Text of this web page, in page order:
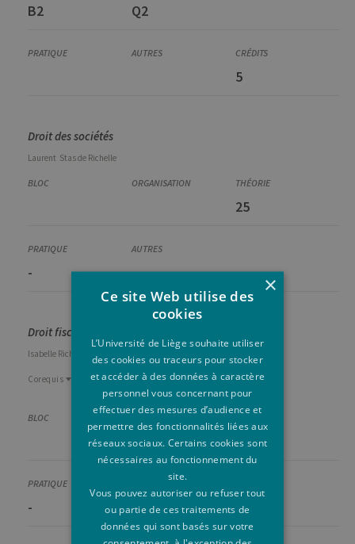
B2 Q2
5
Droit des sociétés
Laurent Stas de Richelle
25
- -
Droit fiscal - [5h Conférence]
Isabelle Richelle
Corequis Prérequis
FINA9002-1
Finance et comptabilité
DROI2001-1
Le droit dans ses relations avec le monde économique
25
- [+]
×
Ce site Web utilise des
cookies
L’Université de Liège souhaite utiliser
des cookies ou traceurs pour stocker
et accéder à des données à caractère
personnel vous concernant pour
effectuer des mesures d’audience et
permettre des fonctionnalités liées aux
réseaux sociaux. Certains cookies sont
nécessaires au fonctionnement du
site.
Vous pouvez autoriser ou refuser tout
ou partie de ces traitements de
données qui sont basés sur votre